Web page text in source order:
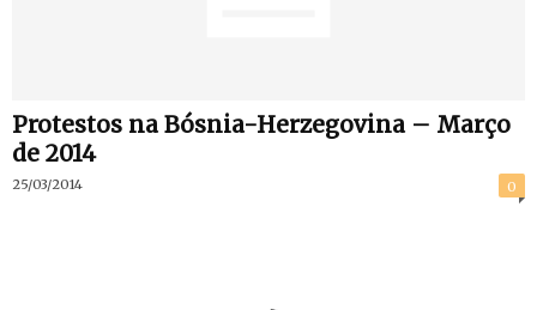
Protestos na Bósnia-Herzegovina – Março
de 2014
25/03/2014 0